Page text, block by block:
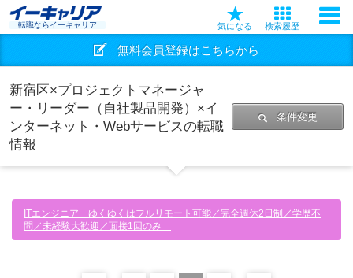
転職ならイーキャリア 気になる 検索履歴
無料会員登録はこちらから
新宿区×プロジェクトマネージャ
ー・リーダー（自社製品開発）×イ
ンターネット・Webサービスの転職
情報
条件変更
ITエンジニア ゆくゆくはフルリモート可能／完全週休2日制／学歴不
問／未経験大歓迎／面接1回のみ